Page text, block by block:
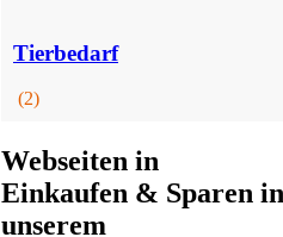
Tierbedarf
(2)
Webseiten in
Einkaufen & Sparen in
unserem